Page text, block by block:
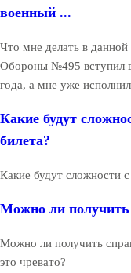
военный ...
Что мне делать в
Обороны №495 вступил
года, а мне уже
Какие будут
билета?
Какие будут сложности
Можно ли получить
Можно ли получить
это чревато?